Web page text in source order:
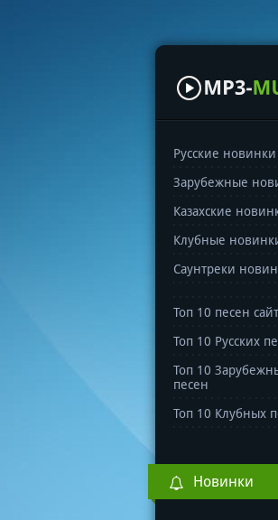
Русские новинки
Зарубежные
Казахские
Клубные
Саунтреки
Топ 10 песен
Топ 10 Русских
Топ 10
песен
Топ 10 Клубных
Новинки